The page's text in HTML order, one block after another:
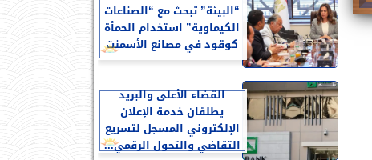
“البيئة” تبحث مع “الصناعات
الكيماوية” استخدام الحمأة
كوقود في مصانع الأسمنت
القضاء الأعلى والبريد
يطلقان خدمة الإعلان
الإلكتروني المسجل لتسريع
التقاضي والتحول الرقمي...